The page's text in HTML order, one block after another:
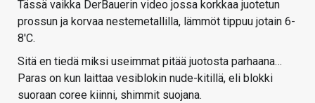
Tässä vaikka DerBauerin video jossa korkkaa juotetun
prossun ja korvaa nestemetallilla, lämmöt tippuu jotain 6-
8'C.
Sitä en tiedä miksi useimmat pitää juotosta parhaana…
Paras on kun laittaa vesiblokin nude-kitillä, eli blokki
suoraan coree kiinni, shimmit suojana.